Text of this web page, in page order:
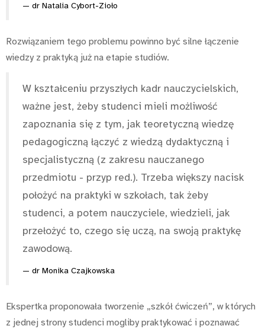
dr Natalia Cybort-Zioło
Rozwiązaniem tego problemu powinno być silne łączenie
wiedzy z praktyką już na etapie studiów.
W kształceniu przyszłych kadr nauczycielskich,
ważne jest, żeby studenci mieli możliwość
zapoznania się z tym, jak teoretyczną wiedzę
pedagogiczną łączyć z wiedzą dydaktyczną i
specjalistyczną (z zakresu nauczanego
przedmiotu - przyp red.). Trzeba większy nacisk
położyć na praktyki w szkołach, tak żeby
studenci, a potem nauczyciele, wiedzieli, jak
przełożyć to, czego się uczą, na swoją praktykę
zawodową.
dr Monika Czajkowska
Ekspertka proponowała tworzenie „szkół ćwiczeń”, w których
z jednej strony studenci mogliby praktykować i poznawać